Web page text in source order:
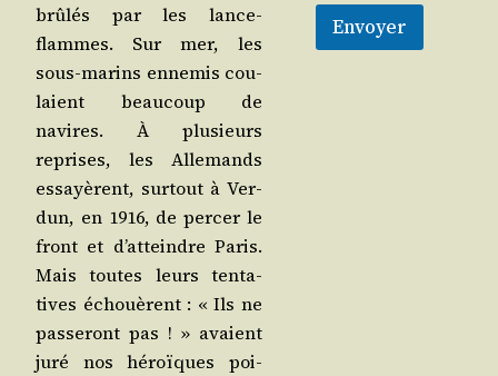
brû­lés par les lance-
flammes. Sur mer, les
sous-marins enne­mis cou­
laient beau­coup de
navires. À plu­sieurs
reprises, les Alle­mands
essayèrent, sur­tout à Ver­
dun, en 1916, de per­cer le
front et d’at­teindre Paris.
Mais toutes leurs ten­ta­
tives échouèrent : « Ils ne
pas­se­ront pas ! » avaient
juré nos héroïques poi­
Envoyer